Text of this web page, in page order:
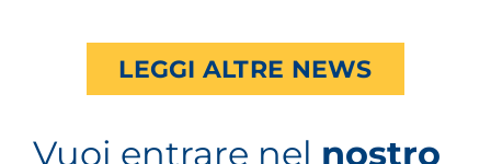
LEGGI ALTRE NEWS
Vuoi entrare nel nostro